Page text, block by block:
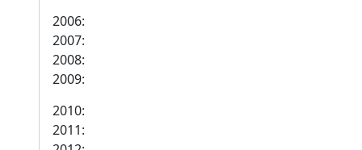
2006:
2007:
2008:
2009:
2010:
2011: